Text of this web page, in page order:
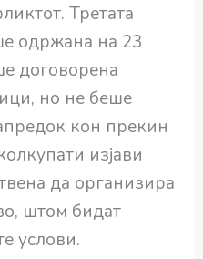
Третата
одржана на 23
договорена
но не беше
кон прекин
изјави
да организира
штом бидат
услови.